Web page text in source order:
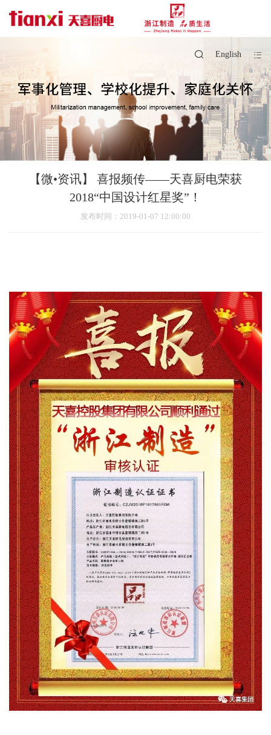
English
【微•资讯】 喜报频传——天喜厨电荣获
2018“中国设计红星奖”！
发布时间 ：2019-01-07 12:00:00